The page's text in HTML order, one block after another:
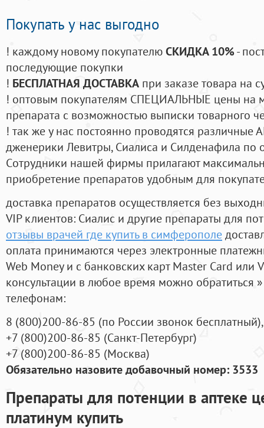
Покупать у нас выгодно
! каждому новому покупателюСКИДКА 10%-
последующие покупки
! БЕСПЛАТНАЯ ДОСТАВКА при заказе товара на
! оптовым покупателям СПЕЦИАЛЬНЫЕ цены на
препарата с возможностью выписки товарного
! так же у нас постоянно проводятся
дженерики Левитры, Сиалиса и Силденафила по
Cотрудники нашей фирмы прилагают
приобретение препаратов удобным для
доставка препаратов осуществляется без
VIP клиентов: Сиалис и другие препараты для
отзывы врачей где купить в симферополе
оплата принимаются через электронные
Web Money и с банковских карт Master Card или
консультации в любое время можно обратиться
телефонам:
8 (800)200-86-85 (по России звонок бесплатный),
+7 (800)200-86-85 (Санкт-Петербург)
+7 (800)200-86-85 (Москва)
Обязательно назовите добавочный номер: 3533
Препараты для потенции в аптеке
платинум купить